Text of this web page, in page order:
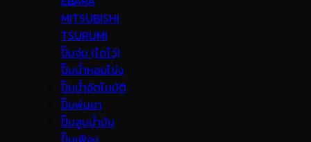
MITSUBISHI
TSURUMI
ปั๊มจุ่ม (ไดโว่)
ปั๊มน้ำหอยโข่ง
ปั๊มน้ำอัตโนมัติ
ปั๊มพ่นยา
ปั๊มสูบน้ำมัน